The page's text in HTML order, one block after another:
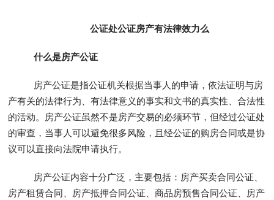
公证处公证房产有法律效力么
什么是房产公证
房产公证是指公证机关根据当事人的申请，依法证明与房
产有关的法律行为、有法律意义的事实和文书的真实性、合法性
的活动。房产公证虽然不是房产交易的必须环节，但经过公证处
的审查，当事人可以避免很多风险，且经公证的购房合同或是协
议可以直接向法院申请执行。
房产公证内容十分广泛，主要包括：房产买卖合同公证、
房产租赁合同、房产抵押合同公证、商品房预售合同公证、房产